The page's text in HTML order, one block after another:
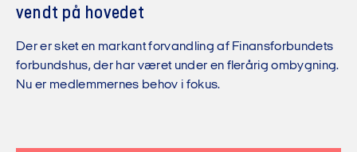
vendt på hovedet
Der er sket en markant forvandling af Finansforbundets
forbundshus, der har været under en flerårig ombygning.
Nu er medlemmernes behov i fokus.